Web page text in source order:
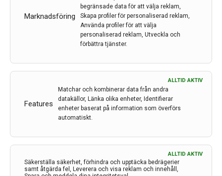
Marknadsföring
begränsade data för att välja reklam,
Skapa profiler för personaliserad reklam,
Använda profiler för att välja
personaliserad reklam, Utveckla och
förbättra tjänster.
Features
ALLTID AKTIV
Matchar och kombinerar data från andra
datakällor, Länka olika enheter, Identifierar
enheter baserat på information som överförs
automatiskt.
Säkerställa säkerhet, förhindra och upptäcka bedrägerier
samt åtgärda fel, Leverera och visa reklam och innehåll,
ALLTID AKTIV
ett relativt nytt målområde har visat sig lindra ofrivilliga
skakningar vid Parkinsons sjukdom och Essentiell
tremor i upp till minst 5 och 10 år efter